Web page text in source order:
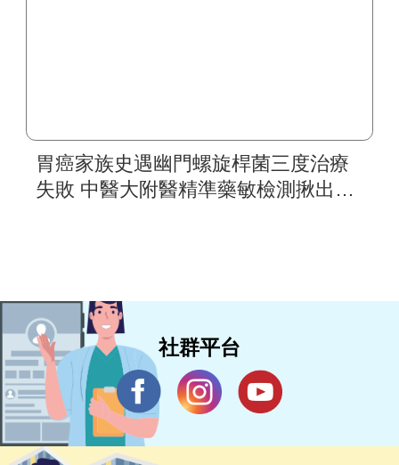
胃癌家族史遇幽門螺旋桿菌三度治療
失敗 中醫大附醫精準藥敏檢測揪出抗
社群平台